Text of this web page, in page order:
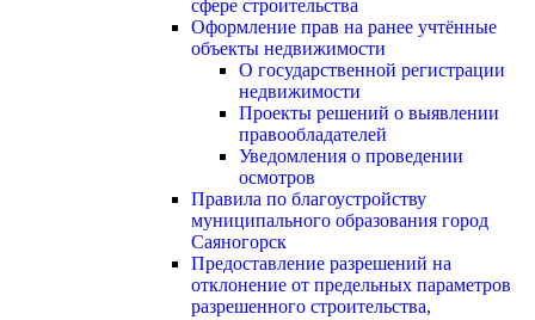
сфере строительства
Оформление прав на ранее учтённые
объекты недвижимости
О государственной регистрации
недвижимости
Проекты решений о выявлении
правообладателей
Уведомления о проведении
осмотров
Правила по благоустройству
муниципального образования город
Саяногорск
Предоставление разрешений на
отклонение от предельных параметров
разрешенного строительства,